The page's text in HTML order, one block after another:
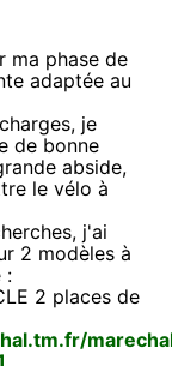
ma phase de
adaptée au
je
de bonne
abside,
le vélo à
j'ai
2 modèles à
:
2 places de